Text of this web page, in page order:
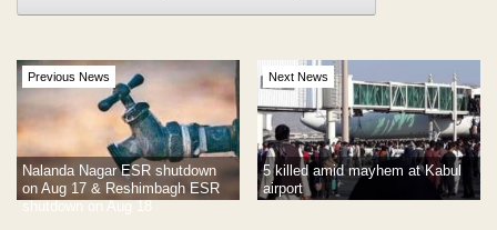
Previous News
Nalanda Nagar ESR shutdown
on Aug 17 & Reshimbagh ESR
shutdown on Aug 18
Next News
5 killed amid mayhem at Kabul
airport